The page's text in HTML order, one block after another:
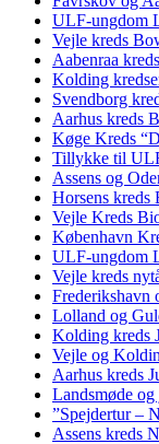
ULF-ungdom
Vejle kreds
Aabenraa
Kolding
Svendborg
Aarhus kreds
Køge Kreds
Tillykke til
Assens og
Horsens kreds
Vejle Kreds
København
ULF-ungdom
Vejle kreds
Frederikshavn
Lolland og
Kolding kreds
Vejle og
Aarhus kreds
Landsmøde
”Spejdertur –
Assens kreds